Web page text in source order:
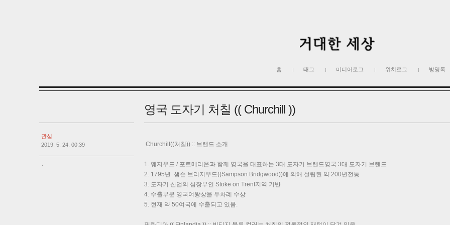
홈 태그 미디어로그 위치로그 방명록
관심
2019. 5. 24. 00:39
영국 도자기 처칠 (( Churchill ))
Churchill((처칠)) :: 브랜드 소개
1. 웨지우드 / 포트메리온과 함께 영국을 대표하는 3대 도자기 브랜드영국 3대 도자기 브랜드
2. 1795년 샘슨 브리지우드((Sampson Bridgwood))에 의해 설립된 약 200년전통
3. 도자기 산업의 심장부인 Stoke on Trent지역 기반
4. 수출부분 영국여왕상을 두차례 수상
5. 현재 약 50여국에 수출되고 있음.